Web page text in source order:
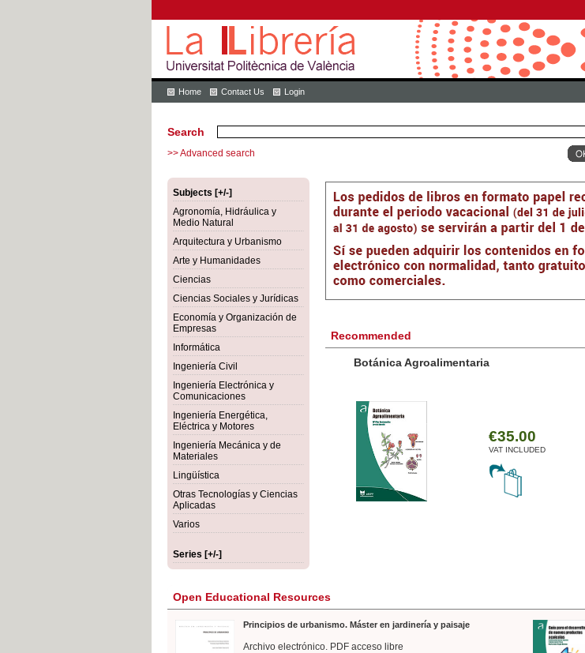
Home Contact Us Login
Search
>> Advanced search
Subjects [+/-]
Agronomía, Hidráulica y
Medio Natural
Arquitectura y Urbanismo
Arte y Humanidades
Ciencias
Ciencias Sociales y Jurídicas
Economía y Organización de
Empresas
Informática
Ingeniería Civil
Ingeniería Electrónica y
Comunicaciones
Ingeniería Energética,
Eléctrica y Motores
Ingeniería Mecánica y de
Materiales
Lingüística
Otras Tecnologías y Ciencias
Aplicadas
Varios
Series [+/-]
Recommended
Botánica Agroalimentaria
€35.00
VAT INCLUDED
Open Educational Resources
Principios de urbanismo. Máster en jardinería y paisaje
Archivo electrónico. PDF acceso libre